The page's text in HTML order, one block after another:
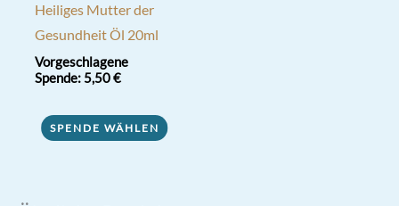
Heiliges Mutter der
Gesundheit Öl 20ml
Vorgeschlagene
Spende: 5,50€
SPENDE WÄHLEN